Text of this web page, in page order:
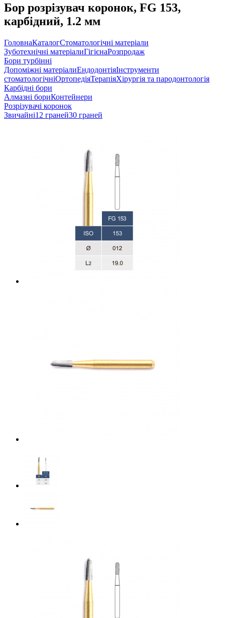
Бор розрізувач коронок, FG 153,
карбідний, 1.2 мм
ГоловнаКаталогСтоматологічні матеріали
Зуботехнічні матеріалиГігієнаРозпродаж
Бори турбінні
Допоміжні матеріалиЕндодонтіяІнструменти
стоматологічніОртопедіяТерапіяХірургія та пародонтологія
Карбідні бори
Алмазні бориКонтейнери
Розрізувачі коронок
Звичайні12 граней30 граней